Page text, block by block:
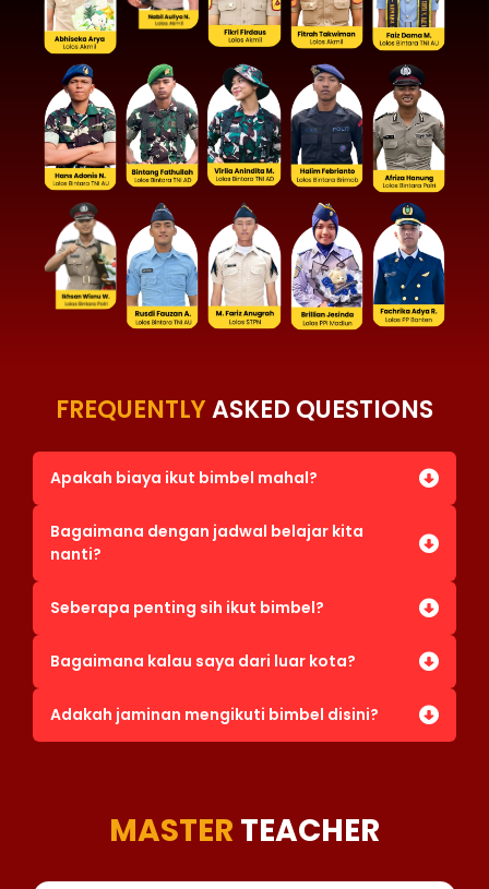
FREQUENTLYASKED QUESTIONS
Apakah biaya ikut bimbel mahal?
Bagaimana dengan jadwal belajar kita
nanti?
Seberapa penting sih ikut bimbel?
Bagaimana kalau saya dari luar kota?
Adakah jaminan mengikuti bimbel disini?
MASTER TEACHER